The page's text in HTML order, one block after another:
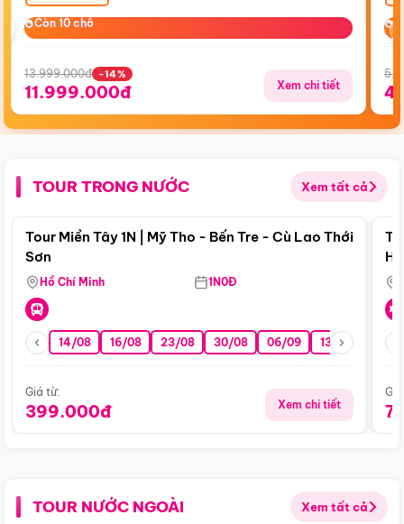
Còn 10 chỗ
Còn 10 chỗ
13.999.000đ -14%
11.999.000đ Xem chi tiết
TOUR TRONG NƯỚC Xem tất cả
Điểm nổi bật
Tour Miền Tây 1N | Mỹ Tho - Bến Tre - Cù Lao Thới
Sơn
Hồ Chí Minh 1N0Đ
14/08 16/08 23/08 30/08 06/09 13/09 20/09
Giá từ:
399.000đ Xem chi tiết
TOUR NƯỚC NGOÀI Xem tất cả
Điểm nổi bật